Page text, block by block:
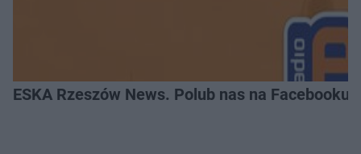
ESKA Rzeszów News. Polub nas na Facebooku!